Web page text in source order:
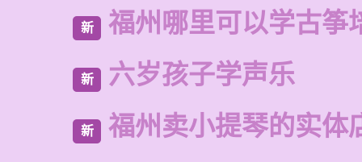
新 福州哪里可以学古筝
新 六岁孩子学声乐
新 福州卖小提琴的实体